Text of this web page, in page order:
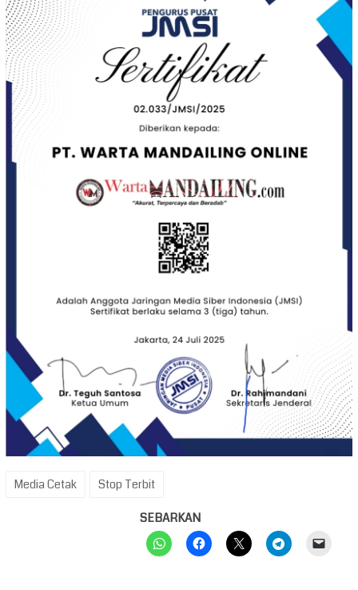
Media Cetak Stop Terbit
SEBARKAN